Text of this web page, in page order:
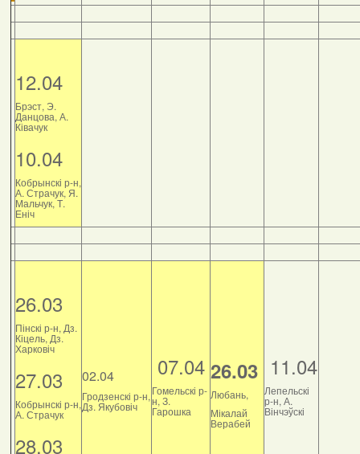
12.04
Брэст, Э.
Данцова, А.
Ківачук
10.04
Кобрынскі р-н,
А. Страчук, Я.
Мальчук, Т.
Еніч
26.03
Пінскі р-н, Дз.
Кіцель, Дз.
Харковіч
27.03
Кобрынскі р-н,
А. Страчук
28.03
02.04
Гродзенскі р-н,
Дз. Якубовіч
07.04
Гомельскі р-
н, З.
Гарошка
26.03
Любань,
Мікалай
Верабей
11.04
Лепельскі
р-н, А.
Вінчэўскі